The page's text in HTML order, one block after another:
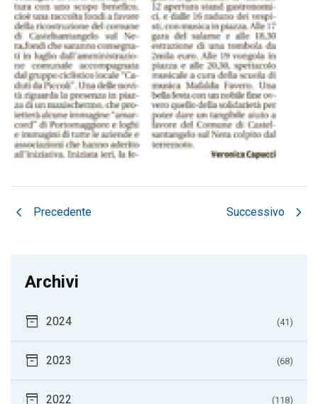
chevron_left Precedente Successivo chevron_right
Archivi
inventory_2 2024 (41)
inventory_2 2023 (68)
inventory_2 2022 (118)